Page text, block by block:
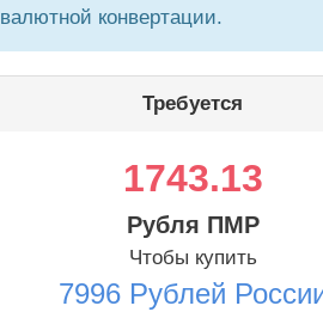
валютной конвертации.
Требуется
1743.13
Рубля ПМР
Чтобы купить
7996 Рублей